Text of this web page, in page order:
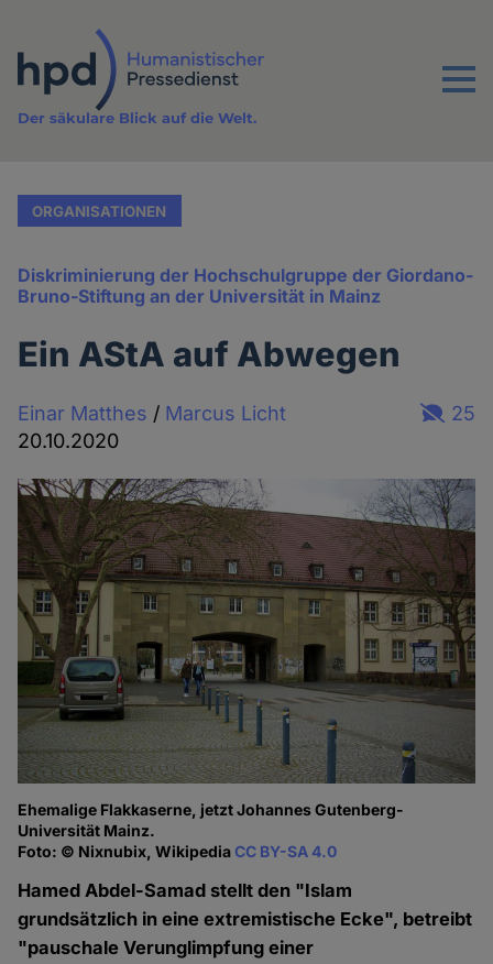
Inhalt
Menu
Der säkulare Blick auf die Welt.
ORGANISATIONEN
Diskriminierung der Hochschulgruppe der Giordano-
Bruno-Stiftung an der Universität in Mainz
Ein AStA auf Abwegen
Einar Matthes / Marcus Licht
20.10.2020
25
Ehemalige Flakkaserne, jetzt Johannes Gutenberg-
Universität Mainz.
Foto: © Nixnubix, WikipediaCC BY-SA 4.0
Hamed Abdel-Samad stellt den "Islam
grundsätzlich in eine extremistische Ecke", betreibt
"pauschale Verunglimpfung einer